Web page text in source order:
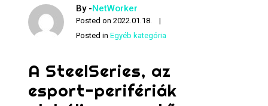
By -NetWorker
Posted on2022.01.18.
Posted inEgyéb kategória
A SteelSeries, az
esport-perifériák